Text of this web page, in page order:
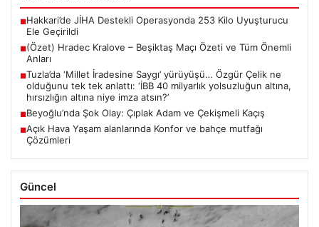
■Hakkari’de JİHA Destekli Operasyonda 253 Kilo Uyuşturucu
Ele Geçirildi
■(Özet) Hradec Kralove – Beşiktaş Maçı Özeti ve Tüm Önemli
Anları
■Tuzla’da ‘Millet İradesine Saygı’ yürüyüşü… Özgür Çelik ne
olduğunu tek tek anlattı: ‘İBB 40 milyarlık yolsuzluğun altına,
hırsızlığın altına niye imza atsın?’
■Beyoğlu’nda Şok Olay: Çıplak Adam ve Çekişmeli Kaçış
■Açık Hava Yaşam alanlarında Konfor ve bahçe mutfağı
Çözümleri
Güncel